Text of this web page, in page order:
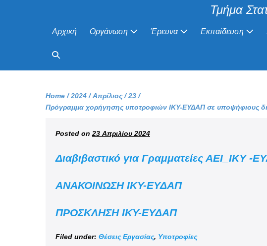
Τμήμα
Αρχική Οργάνωση Έρευνα Εκπαίδευση
Home /2024 /Απρίλιος /23 /
Πρόγραμμα χορήγησης υποτροφιών ΙΚΥ-ΕΥΔΑΠ σε υποψήφιους
Posted on 23 Απριλίου 2024
Διαβιβαστικό για Γραμματείες ΑΕΙ_ΙΚΥ -
ΑΝΑΚΟΙΝΩΣΗ ΙΚΥ-ΕΥΔΑΠ
ΠΡΟΣΚΛΗΣΗ ΙΚΥ-ΕΥΔΑΠ
Filed under: Θέσεις Εργασίας, Υποτροφίες